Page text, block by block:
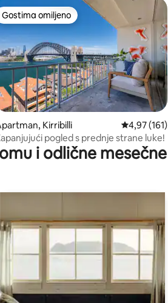
5 od 5, utisaka: 10
Gostima omiljeno
Gostima omiljeno
Kirribilli Prosečna
4,97 (161)
pogled s prednje strane luke!
i odlične